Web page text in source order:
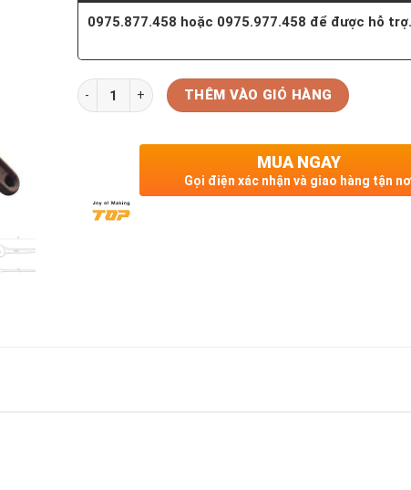
0975.877.458 hoặc 0975.977.458 để được hỗ
Số lượng THÊM VÀO GIỎ HÀNG
MUA NGAY
Gọi điện xác nhận và giao hàng tận